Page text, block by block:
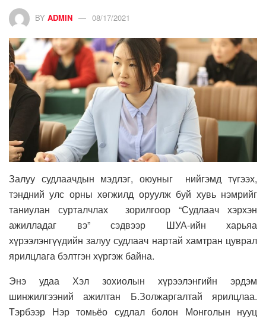
BY ADMIN 08/17/2021
Залуу судлаачдын мэдлэг, оюуныг нийгэмд түгээх,
тэндний улс орны хөгжилд оруулж буй хувь нэмрийг
таниулан сурталчлах зорилгоор “Судлаач хэрхэн
ажилладаг вэ” сэдвээр ШУА-ийн харьяа
хүрээлэнгүүдийн залуу судлаач нартай хамтран цуврал
ярилцлага бэлтгэн хүргэж байна.
Энэ удаа
Хэл зохиолын хүрээлэнгийн эрдэм
шинжилгээний ажилтан Б.Золжаргалтай ярилцлаа.
Тэрбээр Нэр томьёо судлал болон Монголын нууц